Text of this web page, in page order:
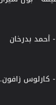
بدرخان
زافون.